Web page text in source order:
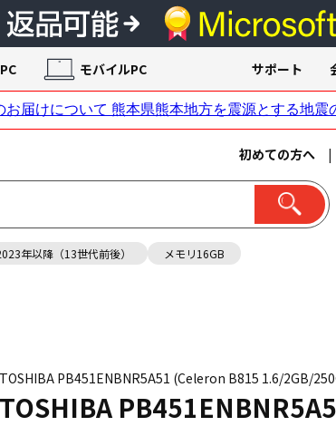
初めての方へ |
年以降（13世代前後） メモリ16GB
モバイルPC サポート
TOSHIBA PB451ENBNR5A51 (Celeron B815 1.6/2GB/
TOSHIBA